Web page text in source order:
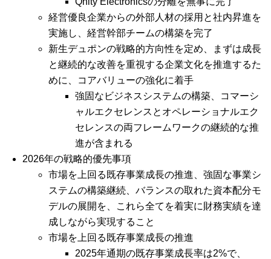
経営優良企業からの外部人材の採用と社内昇進を
実施し、経営幹部チームの構築を完了
新生デュポンの戦略的方向性を定め、まずは成長
と継続的な改善を重視する企業文化を推進するた
めに、コアバリューの強化に着手
強固なビジネスシステムの構築、コマーシ
ャルエクセレンスとオペレーショナルエク
セレンスの両フレームワークの継続的な推
進が含まれる
2026年の戦略的優先事項
市場を上回る既存事業成長の推進、強固な事業シ
ステムの構築継続、バランスの取れた資本配分モ
デルの展開を、これら全てを着実に財務実績を達
成しながら実現すること
市場を上回る既存事業成長の推進
2025年通期の既存事業成長率は2%で、